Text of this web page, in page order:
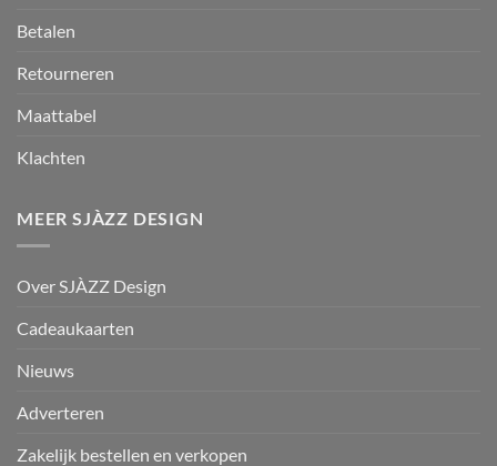
Betalen
Retourneren
Maattabel
Klachten
MEER SJÀZZ DESIGN
Over SJÀZZ Design
Cadeaukaarten
Nieuws
Adverteren
Zakelijk bestellen en verkopen